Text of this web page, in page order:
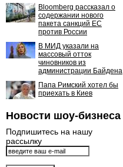
Bloomberg рассказал о
содержании нового
пакета санкций ЕС
против России
В МИД указали на
массовый отток
чиновников из
администрации Байдена
Папа Римский хотел бы
приехать в Киев
Новости шоу-бизнеса
Подпишитесь на нашу
рассылку